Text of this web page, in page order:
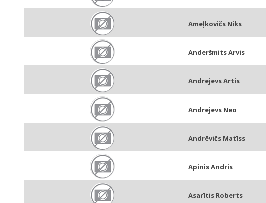
Ameļkovičs Niks
Anderšmits Arvis
Andrejevs Artis
Andrejevs Neo
Andrēvičs Matīss
Apinis Andris
Asarītis Roberts